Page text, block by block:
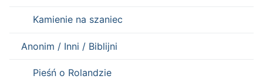
Kamienie na szaniec
Anonim / Inni / Biblijni
Pieśń o Rolandzie